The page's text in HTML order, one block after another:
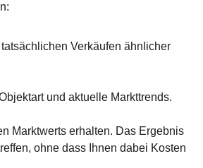
Verkäufen ähnlicher
und aktuelle Markttrends.
Marktwerts erhalten. Das Ergebnis
ohne dass Ihnen dabei Kosten